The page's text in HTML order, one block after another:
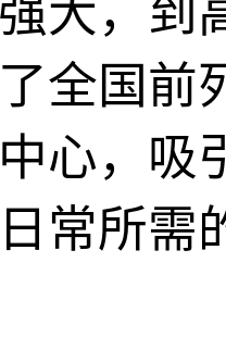
大，到
全国前
心，吸
常所需